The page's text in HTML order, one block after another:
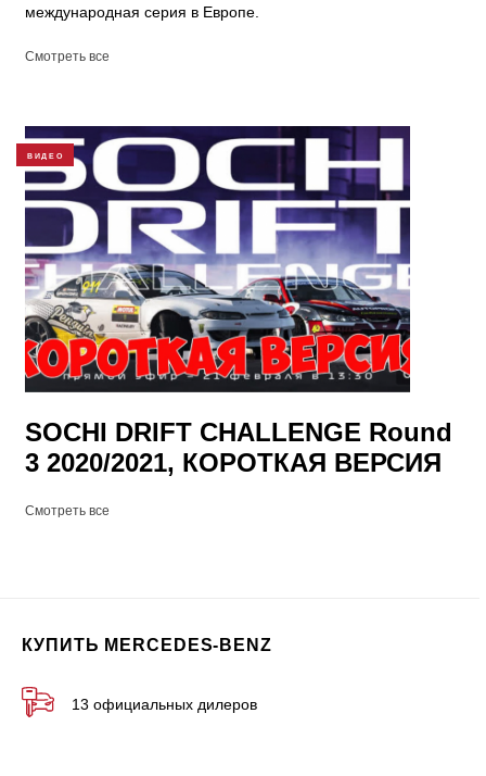
международная серия в Европе.
Смотреть все
ВИДЕО
SOCHI DRIFT CHALLENGE Round
3 2020/2021, КОРОТКАЯ ВЕРСИЯ
Смотреть все
КУПИТЬ MERCEDES-BENZ
13 официальных дилеров